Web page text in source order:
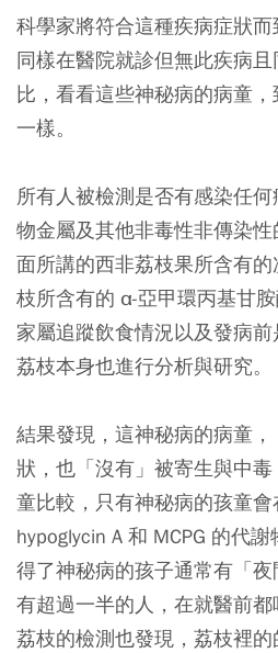
科學家將符合這種疾病症狀
同樣在醫院就診但無此疾病
比，看看這些神秘病的病童
一樣。
所有人被檢測是否有感染任
物金屬及其他非毒性非傳染
面所講的西非荔枝果所含有
枝所含有的 α-亞甲環丙基甘
家屬追蹤飲食情況以及發病
荔枝本身也進行分析與研究。
結果發現，這神秘病的病童
狀，也「沒有」被寄生與中
童比較，只有神秘病的孩童會
hypoglycin A 和 MCPG 的代
得了神秘病的孩子通常有「
有超過一半的人，在就醫前
荔枝的檢測也發現，荔枝裡